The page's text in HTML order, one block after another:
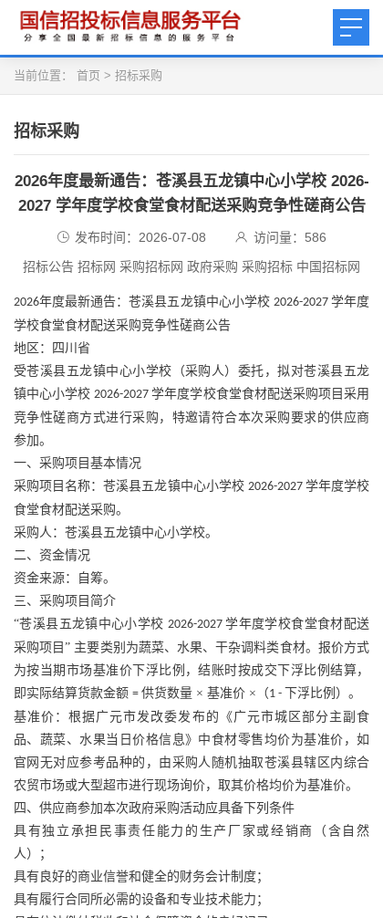
当前位置： 首页 > 招标采购
招标采购
2026年度最新通告：苍溪县五龙镇中心小学校 2026-
2027 学年度学校食堂食材配送采购竞争性磋商公告
发布时间：2026-07-08 访问量： 586
招标公告 招标网 采购招标网 政府采购 采购招标 中国招标网
2026年度最新通告：苍溪县五龙镇中心小学校 2026-2027 学年度
学校食堂食材配送采购竞争性磋商公告
地区：四川省
受苍溪县五龙镇中心小学校（采购人）委托，拟对苍溪县五龙
镇中心小学校 2026-2027学年度学校食堂食材配送采购项目采用
竞争性磋商方式进行采购，特邀请符合本次采购要求的供应商
参加。
一、采购项目基本情况
采购项目名称：苍溪县五龙镇中心小学校 2026-2027 学年度学校
食堂食材配送采购。
采购人：苍溪县五龙镇中心小学校。
二、资金情况
资金来源：自筹。
三、采购项目简介
“苍溪县五龙镇中心小学校 2026-2027学年度学校食堂食材配送
采购项目” 主要类别为蔬菜、水果、干杂调料类食材。报价方式
为按当期市场基准价下浮比例，结账时按成交下浮比例结算，
即实际结算货款金额 = 供货数量 × 基准价 ×（1 -
下浮比例）。
基准价：根据广元市发改委发布的《广元市城区部分主副食
品、蔬菜、水果当日价格信息》中食材零售均价为基准价，如
官网无对应参考品种的，由采购人随机抽取苍溪县辖区内综合
农贸市场或大型超市进行现场询价，取其价格均价为基准价。
四、供应商参加本次政府采购活动应具备下列条件
具有独立承担民事责任能力的生产厂家或经销商（含自然
人）；
具有良好的商业信誉和健全的财务会计制度；
具有履行合同所必需的设备和专业技术能力；